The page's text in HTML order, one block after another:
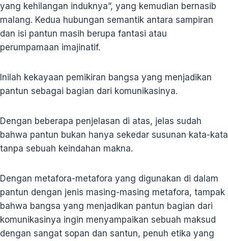
yang kehilangan induknya”, yang kemudian bernasib
malang. Kedua hubungan semantik antara sampiran
dan isi pantun masih berupa fantasi atau
perumpamaan imajinatif.
Inilah kekayaan pemikiran bangsa yang menjadikan
pantun sebagai bagian dari komunikasinya.
Dengan beberapa penjelasan di atas, jelas sudah
bahwa pantun bukan hanya sekedar susunan kata-kata
tanpa sebuah keindahan makna.
Dengan metafora-metafora yang digunakan di dalam
pantun dengan jenis masing-masing metafora, tampak
bahwa bangsa yang menjadikan pantun bagian dari
komunikasinya ingin menyampaikan sebuah maksud
dengan sangat sopan dan santun, penuh etika yang